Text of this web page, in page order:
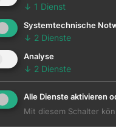
Werte und
↓ 1 Dienst
Systemtechnische
↓ 2 Dienste
Analyse
↓ 2 Dienste
Alle Dienste aktivieren
Mit diesem Schalter